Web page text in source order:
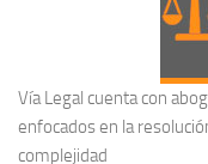
Vía Legal cuenta con
enfocados en la
complejidad